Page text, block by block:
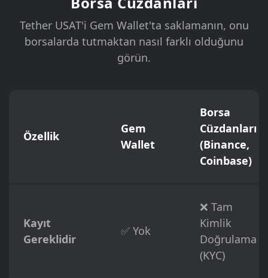
Tether USAT'i Gem Wallet'ta saklamanın, onu
borsalarda tutmaktan nasıl farklı olduğunu
görün.
Özellik
Gem
Wallet
Borsa
Cüzdanları
(Binance,
Coinbase)
Kayıt
Gereklidir
✅ Yok
❌ Tam
Kimlik
Doğrulama
(KYC)